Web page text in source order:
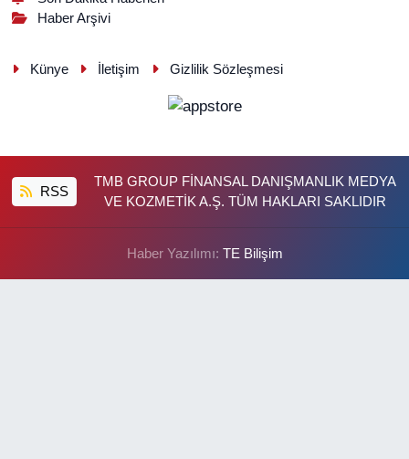
Haber Arşivi
Künye İletişim Gizlilik Sözleşmesi
RSS
TMB GROUP FİNANSAL DANIŞMANLIK MEDYA
VE KOZMETİK A.Ş. TÜM HAKLARI SAKLIDIR
Haber Yazılımı: TE Bilişim